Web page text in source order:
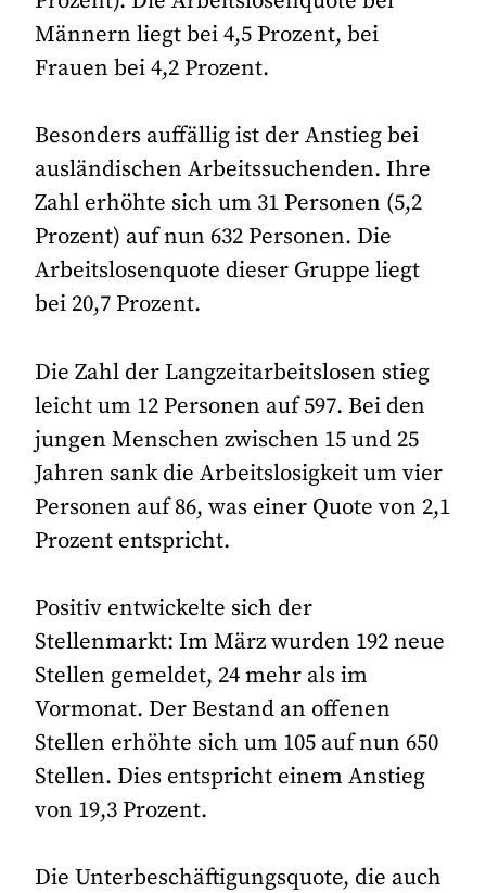
Männern liegt bei 4,5 Prozent, bei
Frauen bei 4,2 Prozent.
Besonders auffällig ist der Anstieg bei
ausländischen Arbeitssuchenden. Ihre
Zahl erhöhte sich um 31 Personen (5,2
Prozent) auf nun 632 Personen. Die
Arbeitslosenquote dieser Gruppe liegt
bei 20,7 Prozent.
Die Zahl der Langzeitarbeitslosen stieg
leicht um 12 Personen auf 597. Bei den
jungen Menschen zwischen 15 und 25
Jahren sank die Arbeitslosigkeit um vier
Personen auf 86, was einer Quote von 2,1
Prozent entspricht.
Positiv entwickelte sich der
Stellenmarkt: Im März wurden 192 neue
Stellen gemeldet, 24 mehr als im
Vormonat. Der Bestand an offenen
Stellen erhöhte sich um 105 auf nun 650
Stellen. Dies entspricht einem Anstieg
von 19,3 Prozent.
Die Unterbeschäftigungsquote, die auch